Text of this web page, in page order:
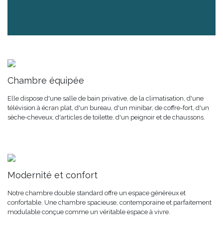
Chambre équipée
Elle dispose d'une salle de bain privative, de la climatisation, d'une
télévision à écran plat, d'un bureau, d'un minibar, de coffre-fort, d'un
sèche-cheveux, d'articles de toilette, d'un peignoir et de chaussons.
Modernité et confort
Notre chambre double standard offre un espace généreux et
confortable. Une chambre spacieuse, contemporaine et parfaitement
modulable conçue comme un véritable espace à vivre.